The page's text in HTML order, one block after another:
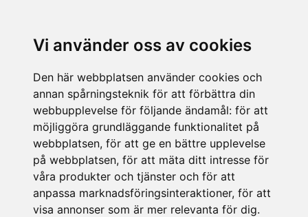
Vi använder oss av cookies
Den här webbplatsen använder cookies och
annan spårningsteknik för att förbättra din
webbupplevelse för följande ändamål: för att
möjliggöra grundläggande funktionalitet på
webbplatsen, för att ge en bättre upplevelse
på webbplatsen, för att mäta ditt intresse för
våra produkter och tjänster och för att
anpassa marknadsföringsinteraktioner, för att
visa annonser som är mer relevanta för dig.